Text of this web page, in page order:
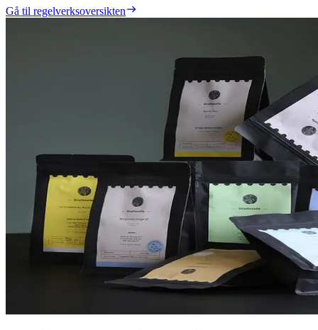
Gå til regelverksoversikten